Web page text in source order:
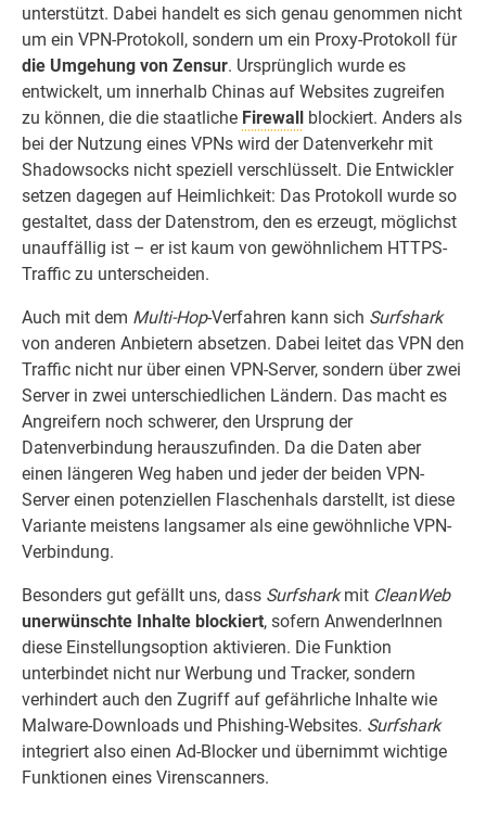
unterstützt. Dabei handelt es sich genau genommen nicht
um ein VPN-Protokoll, sondern um ein Proxy-Protokoll für
die Umgehung von Zensur. Ursprünglich wurde es
entwickelt, um innerhalb Chinas auf Websites zugreifen
zu können, die die staatliche Firewall blockiert. Anders als
bei der Nutzung eines VPNs wird der Datenverkehr mit
Shadowsocks nicht speziell verschlüsselt. Die Entwickler
setzen dagegen auf Heimlichkeit: Das Protokoll wurde so
gestaltet, dass der Datenstrom, den es erzeugt, möglichst
unauffällig ist – er ist kaum von gewöhnlichem HTTPS-
Traffic zu unterscheiden.
Auch mit dem Multi-Hop-Verfahren kann sich Surfshark
von anderen Anbietern absetzen. Dabei leitet das VPN den
Traffic nicht nur über einen VPN-Server, sondern über zwei
Server in zwei unterschiedlichen Ländern. Das macht es
Angreifern noch schwerer, den Ursprung der
Datenverbindung herauszufinden. Da die Daten aber
einen längeren Weg haben und jeder der beiden VPN-
Server einen potenziellen Flaschenhals darstellt, ist diese
Variante meistens langsamer als eine gewöhnliche VPN-
Verbindung.
Besonders gut gefällt uns, dass Surfsharkmit CleanWeb
unerwünschte Inhalte blockiert, sofern AnwenderInnen
diese Einstellungsoption aktivieren. Die Funktion
unterbindet nicht nur Werbung und Tracker, sondern
verhindert auch den Zugriff auf gefährliche Inhalte wie
Malware-Downloads und Phishing-Websites. Surfshark
integriert also einen Ad-Blocker und übernimmt wichtige
Funktionen eines Virenscanners.